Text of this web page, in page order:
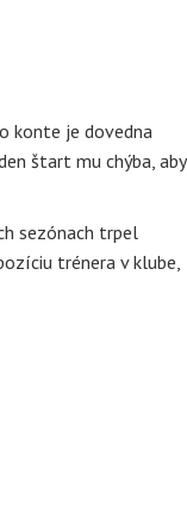
konte je dovedna
štart mu chýba, aby
sezónach trpel
trénera v klube,